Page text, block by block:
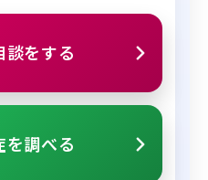
談をする
を調べる